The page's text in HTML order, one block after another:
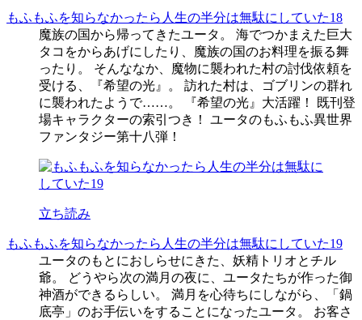
もふもふを知らなかったら人生の半分は無駄にしていた18
魔族の国から帰ってきたユータ。 海でつかまえた巨大
タコをからあげにしたり、魔族の国のお料理を振る舞
ったり。 そんななか、魔物に襲われた村の討伐依頼を
受ける、『希望の光』。 訪れた村は、ゴブリンの群れ
に襲われたようで……。 『希望の光』大活躍！ 既刊登
場キャラクターの索引つき！ ユータのもふもふ異世界
ファンタジー第十八弾！
立ち読み
もふもふを知らなかったら人生の半分は無駄にしていた19
ユータのもとにおしらせにきた、妖精トリオとチル
爺。 どうやら次の満月の夜に、ユータたちが作った御
神酒ができるらしい。 満月を心待ちにしながら、「鍋
底亭」のお手伝いをすることになったユータ。 お客さ